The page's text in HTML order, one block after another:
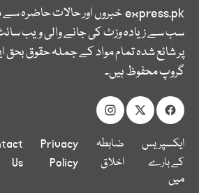
express.pkخبروں اور حالات حاضرہ
سب سے زیادہ وزٹ کی جانے والی ویب
پر شائع شدہ تمام مواد کے جملہ حقوق بحق
گروپ محفوظ ہیں۔
ایکسپریس
کے بارے
میں
ضابطہ
اخلاق
Privacy
Policy
Us